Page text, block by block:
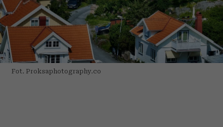
Fot. Proksaphotography.co